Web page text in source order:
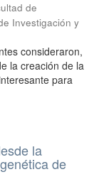
de
Investigación y
consideraron,
la creación de la
para
la
de